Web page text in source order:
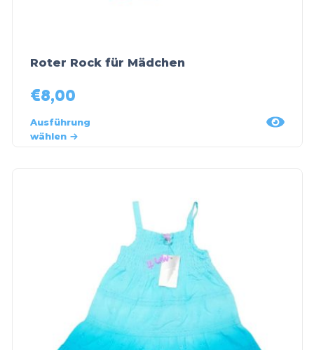
Roter Rock für Mädchen
€8,00
Ausführung
wählen